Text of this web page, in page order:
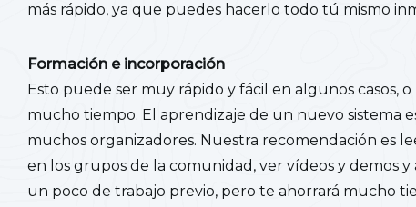
más rápido, ya que puedes hacerlo todo tú mismo
Formación e incorporación
Esto puede ser muy rápido y fácil en algunos casos,
mucho tiempo. El aprendizaje de un nuevo sistema
muchos organizadores. Nuestra recomendación es
en los grupos de la comunidad, ver vídeos y demos y
un poco de trabajo previo, pero te ahorrará mucho